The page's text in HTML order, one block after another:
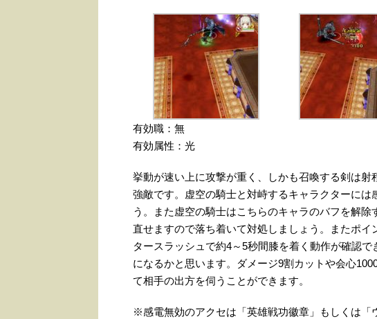
有効職：無
有効属性：光
挙動が速い上に攻撃が重く、しかも召喚する剣は射
強敵です。虚空の騎士と対峙するキャラクターには
う。また虚空の騎士はこちらのキャラのバフを解
直せますので落ち着いて対処しましょう。またポ
タースラッシュで約4～5秒間膝を着く動作が確認
になるかと思います。ダメージ9割カットや会心
て相手の出方を伺うことができます。
※感電無効のアクセは「英雄戦功徽章」もしくは「